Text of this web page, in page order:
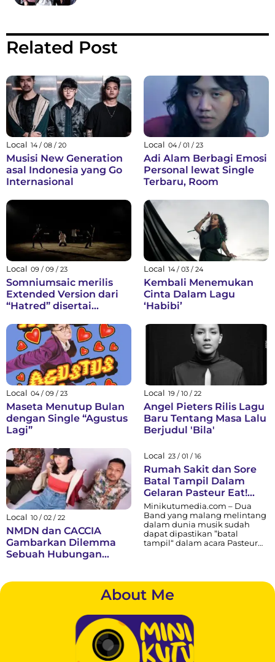
Related Post
Local 14 / 08 / 20
Musisi New Generation
asal Indonesia yang Go
Internasional
Local 04 / 01 / 23
Adi Alam Berbagi Emosi
Personal lewat Single
Terbaru, Room
Local 09 / 09 / 23
Somniumsaic merilis
Extended Version dari
“Hatred” disertai
Local 14 / 03 / 24
Kembali Menemukan
Cinta Dalam Lagu
‘Habibi’
Local 04 / 09 / 23
Maseta Menutup Bulan
dengan Single “Agustus
Lagi”
Local 19 / 10 / 22
Angel Pieters Rilis Lagu
Baru Tentang Masa Lalu
Berjudul 'Bila'
Local 10 / 02 / 22
NMDN dan CACCIA
Gambarkan Dilemma
Sebuah Hubungan
Local 23 / 01 / 16
Rumah Sakit dan Sore
Batal Tampil Dalam
Gelaran Pasteur Eat!
Festival
Minikutumedia.com – Dua
Band yang malang melintang
dalam dunia musik sudah
dapat dipastikan ”batal
tampil“ dalam acara Pasteur
sampai detik ini mereka
belum mendapatkan
kejelasan informasi dari pihak
batalnya acara tersebut.
Setelah kami telusuri lebih
lanjut...
About Me